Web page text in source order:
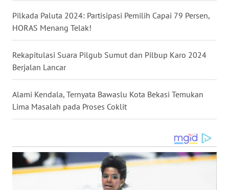
Pilkada Paluta 2024: Partisipasi Pemilih Capai 79 Persen,
HORAS Menang Telak!
Rekapitulasi Suara Pilgub Sumut dan Pilbup Karo 2024
Berjalan Lancar
Alami Kendala, Ternyata Bawaslu Kota Bekasi Temukan
Lima Masalah pada Proses Coklit
WN
WN
DEPOK
WN
TAPANULI
UTARA
WN
SAMOSIR